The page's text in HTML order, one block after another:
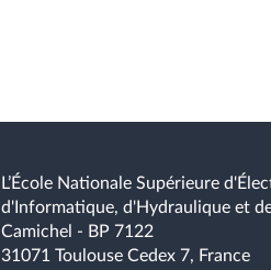
L’École Nationale Supérieure
d'Informatique, d'Hydraulique et
Camichel - BP 7122
31071 Toulouse Cedex 7, France